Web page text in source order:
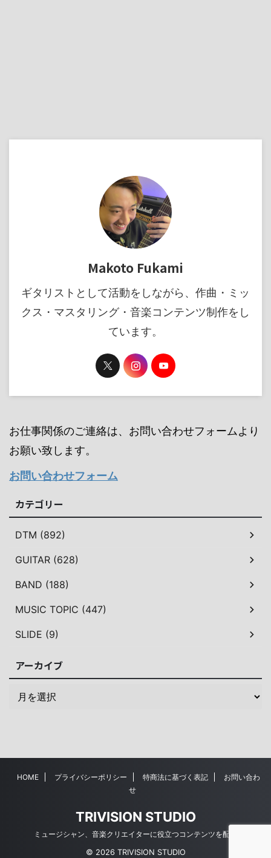
Makoto Fukami
ギタリストとして活動をしながら、作曲・ミッ
クス・マスタリング・音楽コンテンツ制作をし
ています。
お仕事関係のご連絡は、お問い合わせフォームより
お願い致します。
お問い合わせフォーム
カテゴリー
DTM (892)
GUITAR (628)
BAND (188)
MUSIC TOPIC (447)
SLIDE (9)
アーカイブ
HOME プライバシーポリシー 特商法に基づく表記
お問い合わ
せ
TRIVISION STUDIO
ミュージシャン、音楽クリエイターに役立つコンテンツを配信
© 2026 TRIVISION STUDIO